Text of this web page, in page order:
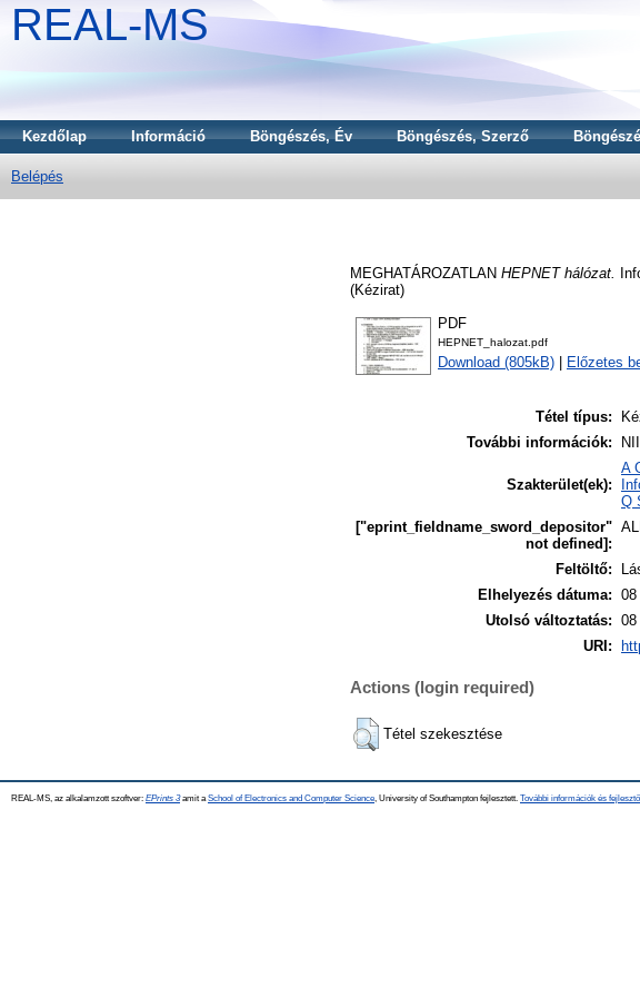
REAL-MS
Kezdőlap Információ Böngészés, Év Böngészés, Szerző
Belépés
MEGHATÁROZATLAN HEPNET hálózat.
(Kézirat)
PDF
HEPNET_halozat.pdf
Download (805kB) Előzetes
Tétel típus:
További információk:
Szakterület(ek):
A
Q
["eprint_fieldname_sword_depositor"
not defined]:
Feltöltő:
Elhelyezés dátuma: 08
Utolsó változtatás: 08
URI:
Actions (login required)
Tétel szekesztése
REAL-MS, az alkalamzott szoftver: EPrints 3amit a School of Electronics and Computer Science , University of Southampton fejlesztett. További információk és